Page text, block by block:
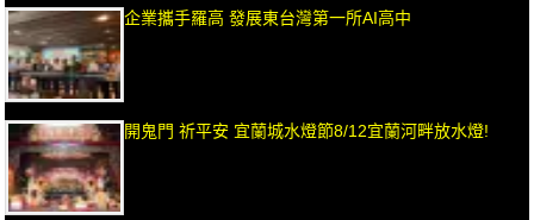
企業攜手羅高 發展東台灣第一所AI高中
開鬼門 祈平安 宜蘭城水燈節8/12宜蘭河畔放水燈!